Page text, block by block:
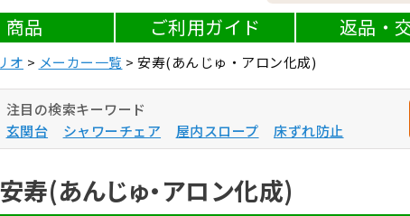
商品 ご利用ガイド 返品・
オ メーカー一覧 安寿(あんじゅ・アロン化成)
注目の検索キーワード
玄関台
シャワーチェア 屋内スロープ 床ずれ防止
安寿(あんじゅ・アロン化成)